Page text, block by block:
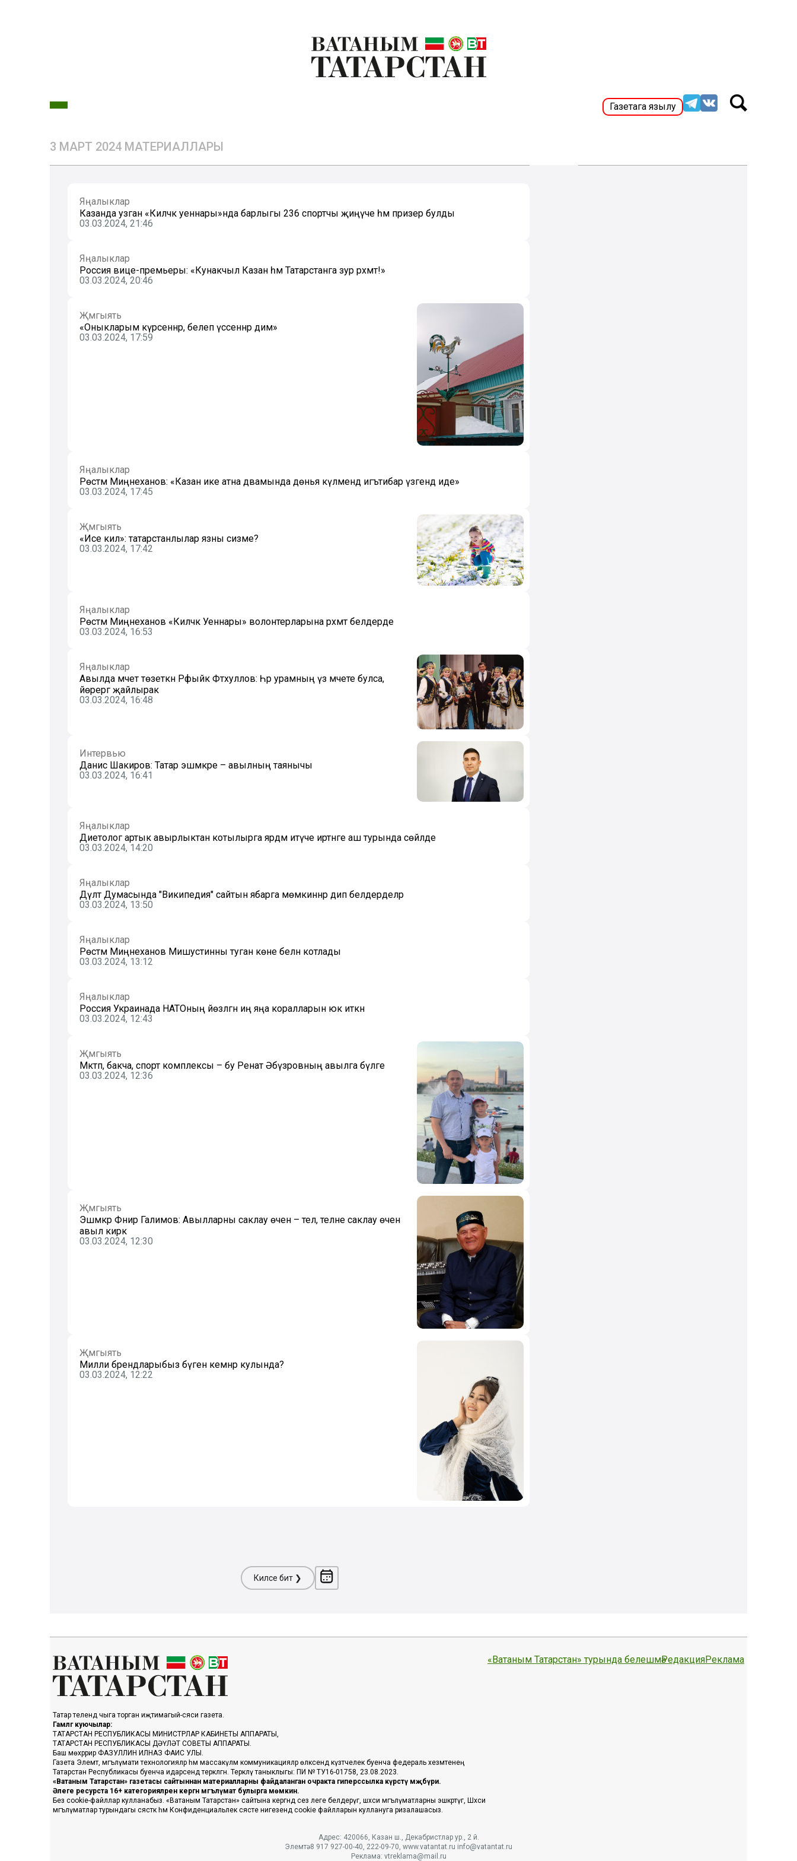
Газетага язылу
3 МАРТ 2024 МАТЕРИАЛЛАРЫ
Яңалыклар
Казанда узган «Киләчәк уеннары»нда барлыгы 236 спортчы җиңүче һәм призер булды
03.03.2024, 21:46
Яңалыклар
Россия вице-премьеры: «Кунакчыл Казан һәм Татарстанга зур рәхмәт!»
03.03.2024, 20:46
Җәмгыять
«Оныкларым күрсеннәр, белеп үссеннәр дим»
03.03.2024, 17:59
Яңалыклар
Рөстәм Миңнеханов: «Казан ике атна дәвамында дөнья күләмендә игътибар үзәгендә иде»
03.03.2024, 17:45
Җәмгыять
«Исе килә»: татарстанлылар язны сизәме?
03.03.2024, 17:42
Яңалыклар
Рөстәм Миңнеханов «Киләчәк Уеннары» волонтерларына рәхмәт белдерде
03.03.2024, 16:53
Яңалыклар
Авылда мәчет төзеткән Рәфыйк Фәтхуллов: Һәр урамның үз мәчете булса,
йөрергә җайлырак
03.03.2024, 16:48
Интервью
Данис Шакиров: Татар эшмәкәре – авылның таянычы
03.03.2024, 16:41
Яңалыклар
Диетолог артык авырлыктан котылырга ярдәм итүче иртәнге аш турында сөйләде
03.03.2024, 14:20
Яңалыклар
Дәүләт Думасында "Википедия" сайтын ябарга мөмкиннәр дип белдерделәр
03.03.2024, 13:50
Яңалыклар
Рөстәм Миңнеханов Мишустинны туган көне белән котлады
03.03.2024, 13:12
Яңалыклар
Россия Украинада НАТОның йөзләгән иң яңа коралларын юк иткән
03.03.2024, 12:43
Җәмгыять
Мәктәп, бакча, спорт комплексы – бу Ренат Әбүзәровның авылга бүләге
03.03.2024, 12:36
Җәмгыять
Эшмәкәр Фәнир Галимов: Авылларны саклау өчен – тел, телне саклау өчен
авыл кирәк
03.03.2024, 12:30
Җәмгыять
Милли брендларыбыз бүген кемнәр кулында?
03.03.2024, 12:22
Киләсе бит ❯
Татар телендә чыга торган иҗтимагый-сәяси газета.
Гамәлгә куючылар:
ТАТАРСТАН РЕСПУБЛИКАСЫ МИНИСТРЛАР КАБИНЕТЫ АППАРАТЫ,
ТАТАРСТАН РЕСПУБЛИКАСЫ ДӘҮЛӘТ СОВЕТЫ АППАРАТЫ.
Баш мөхәррир ФАЗУЛЛИН ИЛНАЗ ФАИС УЛЫ.
Газета Элемтә, мәгълүмати технологияләр һәм массакүләм коммуникацияләр өлкәсендә күзәтчелек буенча федераль хезмәтенең
Татарстан Республикасы буенча идарәсендә теркәлгән. Теркәлү таныклыгы: ПИ № ТУ16-01758, 23.08.2023.
«Ватаным Татарстан» газетасы сайтыннан материалларны файдаланган очракта гиперссылка күрсәтү мәҗбүри.
Әлеге ресурста 16+ категорияләренә кергән мәгълүмат булырга мөмкин.
Без cookie-файллар кулланабыз. «Ватаным Татарстан» сайтына кергәндә сез әлеге белдерүгә, шәхси мәгълүматларны эшкәртүгә, Шәхси
мәгълүматлар турындагы сәясәткә һәм Конфиденциальлек сәясәте нигезендә cookie файлларын куллануга ризалашасыз.
«Ватаным Татарстан» турында белешмәРедакцияРеклама
Адрес: 420066, Казан ш., Декабристлар ур., 2 й.
Элемтә: 8 917 927-00-40, 222-09-70, www.vatantat.ru info@vatantat.ru
Реклама: vtreklama@mail.ru